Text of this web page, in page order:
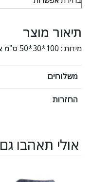
תיאור מוצר
מידות : 100*30*50 ס"מ צבעים : אפור / בז' דגם UP-100
משלוחים
החזרות
אולי תאהבו גם